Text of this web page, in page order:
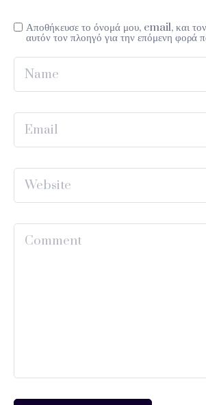
Αποθήκευσε το όνομά μου, email, και
αυτόν τον πλοηγό για την επόμενη φορά